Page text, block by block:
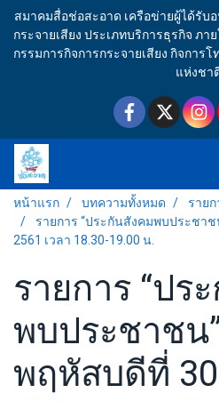
สมาคมสื่อช่อสะอาด เครือข่ายผู้ได้รับ
กระจายเสียง ประเภทบริการธุรกิจ ภ
กรรมการกิจการกระจายเสียง กิจกา
แห่งชา
หน้าแรก บทความทั้งหมด
ราย
รายการ “ประกันสังคมพบประชา
2561 เวลา 18.30-19.00 น.
รายการ “ปร
พบประชาชน
พฤหัสบดีที่